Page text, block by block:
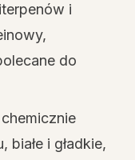
i
do
i gładkie,